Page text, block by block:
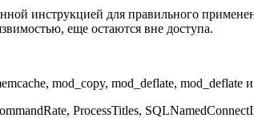
инструкцией для правильного
еще остаются вне доступа.
mod_copy, mod_deflate, mod_deflate
ProcessTitles,